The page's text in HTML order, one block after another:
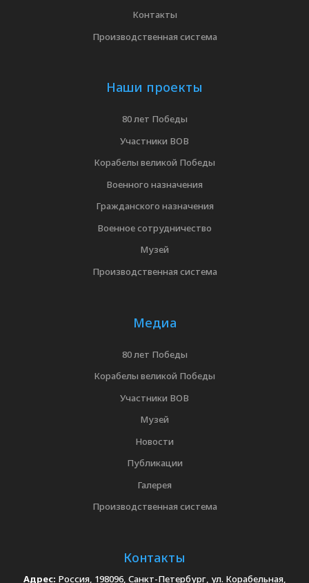
Контакты
Производственная система
Наши проекты
80 лет Победы
Участники ВОВ
Корабелы великой Победы
Военного назначения
Гражданского назначения
Военное сотрудничество
Музей
Производственная система
Медиа
80 лет Победы
Корабелы великой Победы
Участники ВОВ
Музей
Новости
Публикации
Галерея
Производственная система
Контакты
Адрес: Россия, 198096, Санкт-Петербург, ул. Корабельная,